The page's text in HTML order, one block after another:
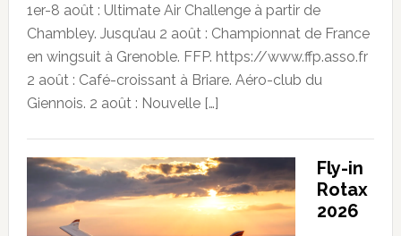
1er-8 août : Ultimate Air Challenge à partir de
Chambley. Jusqu’au 2 août : Championnat de France
en wingsuit à Grenoble. FFP. https://www.ffp.asso.fr
2 août : Café-croissant à Briare. Aéro-club du
Giennois. 2 août : Nouvelle […]
Fly-in
Rotax
2026